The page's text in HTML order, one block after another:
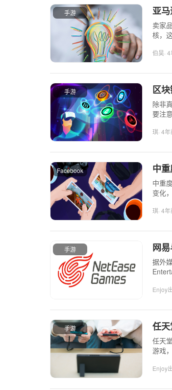
手游 亚
卖家
核，
伯昊·
手游 区
除非
要注
琪· 4
Facebook 中
中重
变化
琪· 4
手游 网
据外
Enjoy
手游 任
任天
游戏
Enjoy